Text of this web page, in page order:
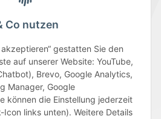
Co nutzen
gestatten Sie den
auf unserer Website: YouTube,
Brevo, Google Analytics,
Manager, Google
können die Einstellung jederzeit
links unten). Weitere Details